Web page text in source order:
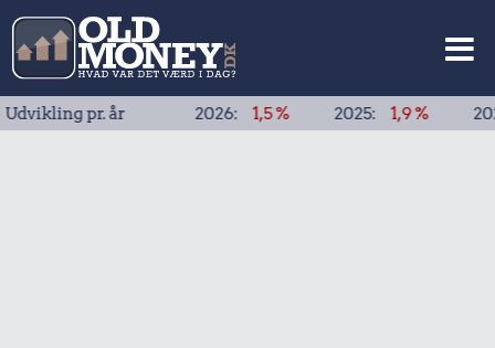
pr. år2026: 1,5 % 2025: 1,9 % 2024: 1,9 %